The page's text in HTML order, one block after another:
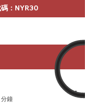
：NYR30
鐘